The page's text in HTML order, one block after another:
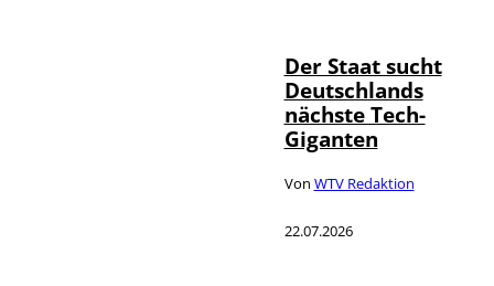
Der Staat sucht
Deutschlands
nächste Tech-
Giganten
Von WTV Redaktion
22.07.2026